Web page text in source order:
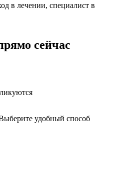
в лечении, специалист в
сейчас
удобный способ